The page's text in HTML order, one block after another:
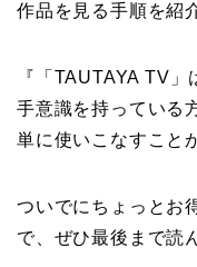
作品を見る手順を紹
『「TAUTAYA TV
手意識を持っている
単に使いこなすこと
ついでにちょっとお
で、ぜひ最後まで読